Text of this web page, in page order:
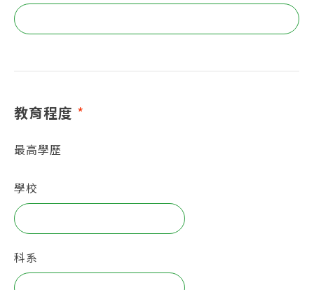
教育程度 *
最高學歷
學校
科系